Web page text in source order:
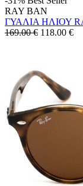
RAY BAN
ΓΥΑΛΙΑ ΗΛΙΟΥ
169.00 € 118.00 €